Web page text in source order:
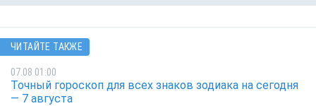
ЧИТАЙТЕ ТАКЖЕ
07.08 01:00
Точный гороскоп для всех знаков зодиака на сегодня
— 7 августа